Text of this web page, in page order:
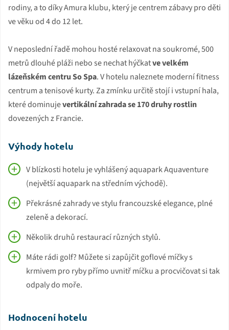
rodiny, a to díky Amura klubu, který je centrem zábavy pro děti
ve věku od 4 do 12 let.
V neposlední řadě mohou hosté relaxovat na soukromé, 500
metrů dlouhé pláži nebo se nechat hýčkatve velkém
lázeňském centru So Spa. V hotelu naleznete moderní fitness
centrum a tenisové kurty. Za zmínku určitě stojí i vstupní hala,
které dominujevertikální zahrada se 170 druhy rostlin
dovezených z Francie.
Výhody hotelu
V blízkosti hotelu je vyhlášený aquapark Aquaventure
(největší aquapark na středním východě).
Překrásné zahrady ve stylu francouzské elegance, plné
zeleně a dekorací.
Několik druhů restaurací různých stylů.
Máte rádi golf? Můžete si zapůjčit goflové míčky s
krmivem pro ryby přímo uvnitř míčku a procvičovat si tak
odpaly do moře.
Hodnocení hotelu